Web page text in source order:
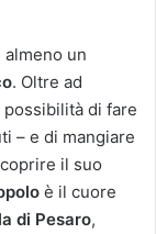
un
. Oltre ad
possibilità di fare
– e di mangiare
il suo
è il cuore
di Pesaro,